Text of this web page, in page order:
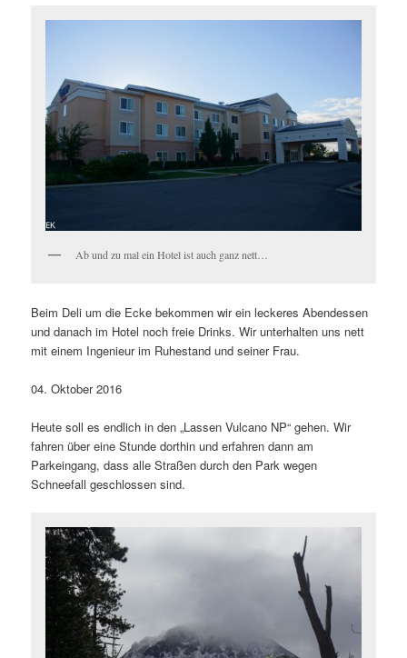
Ab und zu mal ein Hotel ist auch ganz nett…
Beim Deli um die Ecke bekommen wir ein leckeres Abendessen
und danach im Hotel noch freie Drinks. Wir unterhalten uns nett
mit einem Ingenieur im Ruhestand und seiner Frau.
04. Oktober 2016
Heute soll es endlich in den „Lassen Vulcano NP“ gehen. Wir
fahren über eine Stunde dorthin und erfahren dann am
Parkeingang, dass alle Straßen durch den Park wegen
Schneefall geschlossen sind.